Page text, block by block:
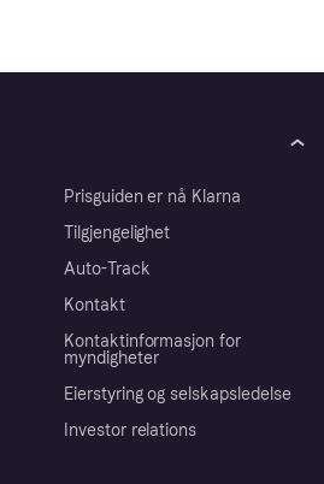
Prisguiden er nå Klarna
Tilgjengelighet
Auto-Track
Kontakt
Kontaktinformasjon for
myndigheter
Eierstyring og selskapsledelse
Investor relations